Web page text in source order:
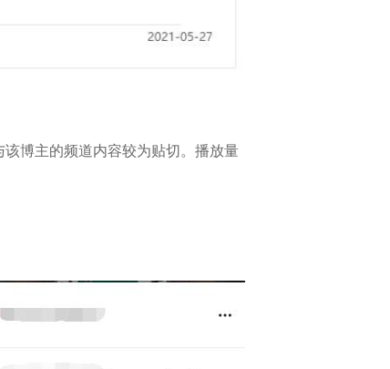
博主的频道内容较为贴切。播放量